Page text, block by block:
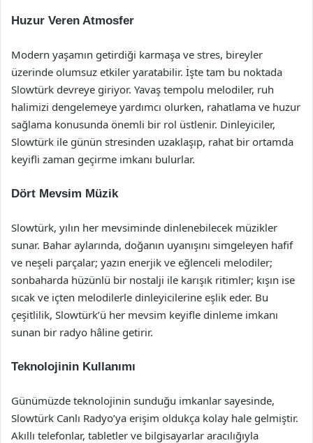
Huzur Veren Atmosfer
Modern yaşamın getirdiği karmaşa ve stres, bireyler
üzerinde olumsuz etkiler yaratabilir. İşte tam bu noktada
Slowtürk devreye giriyor. Yavaş tempolu melodiler, ruh
halimizi dengelemeye yardımcı olurken, rahatlama ve huzur
sağlama konusunda önemli bir rol üstlenir. Dinleyiciler,
Slowtürk ile günün stresinden uzaklaşıp, rahat bir ortamda
keyifli zaman geçirme imkanı bulurlar.
Dört Mevsim Müzik
Slowtürk, yılın her mevsiminde dinlenebilecek müzikler
sunar. Bahar aylarında, doğanın uyanışını simgeleyen hafif
ve neşeli parçalar; yazın enerjik ve eğlenceli melodiler;
sonbaharda hüzünlü bir nostalji ile karışık ritimler; kışın ise
sıcak ve içten melodilerle dinleyicilerine eşlik eder. Bu
çeşitlilik, Slowtürk’ü her mevsim keyifle dinleme imkanı
sunan bir radyo hâline getirir.
Teknolojinin Kullanımı
Günümüzde teknolojinin sunduğu imkanlar sayesinde,
Slowtürk Canlı Radyo’ya erişim oldukça kolay hale gelmiştir.
Akıllı telefonlar, tabletler ve bilgisayarlar aracılığıyla